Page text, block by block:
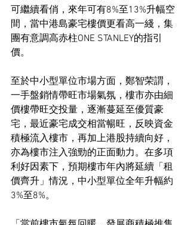
可繼續看俏，來年可有8%至13%升幅空
間，當中港島豪宅樓價更看高一綫，集
團有意調高赤柱ONE STANLEY的指引
價。
至於中小型單位市場方面，鄭智荣謂，
一手盤銷情帶旺市場氣氛，樓市亦由細
價樓帶旺交投量，逐漸蔓延至優質豪
宅，最近豪宅成交相當暢旺，反映資金
積極流入樓市，再加上港股持續向好，
亦為樓市注入強勁的正面動力。在多項
利好因素下，預期樓市年內將延續「租
價齊升」情況，中小型單位全年升幅約
3%至8%。